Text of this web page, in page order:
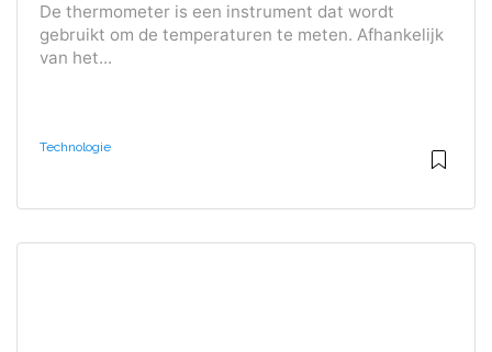
De thermometer is een instrument dat wordt
gebruikt om de temperaturen te meten. Afhankelijk
van het...
Technologie